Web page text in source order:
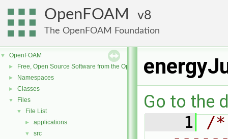
OpenFOAM 8
The OpenFOAM Foundation
▼ OpenFOAM
► Free, Open Source Software from the OpenFOAM Foundation
► Namespaces
► Classes
▼ Files
▼ File List
► applications
▼ src
Go to the
    1
/